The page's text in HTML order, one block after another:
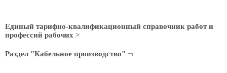
Единый тарифно-квалификационный справочник работ и
профессий рабочих >
Раздел "Кабельное производство"